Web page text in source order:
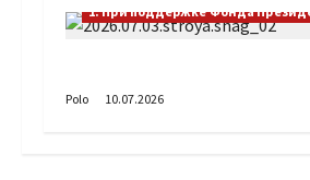
1. При поддержке Фонда
Polo 10.07.2026